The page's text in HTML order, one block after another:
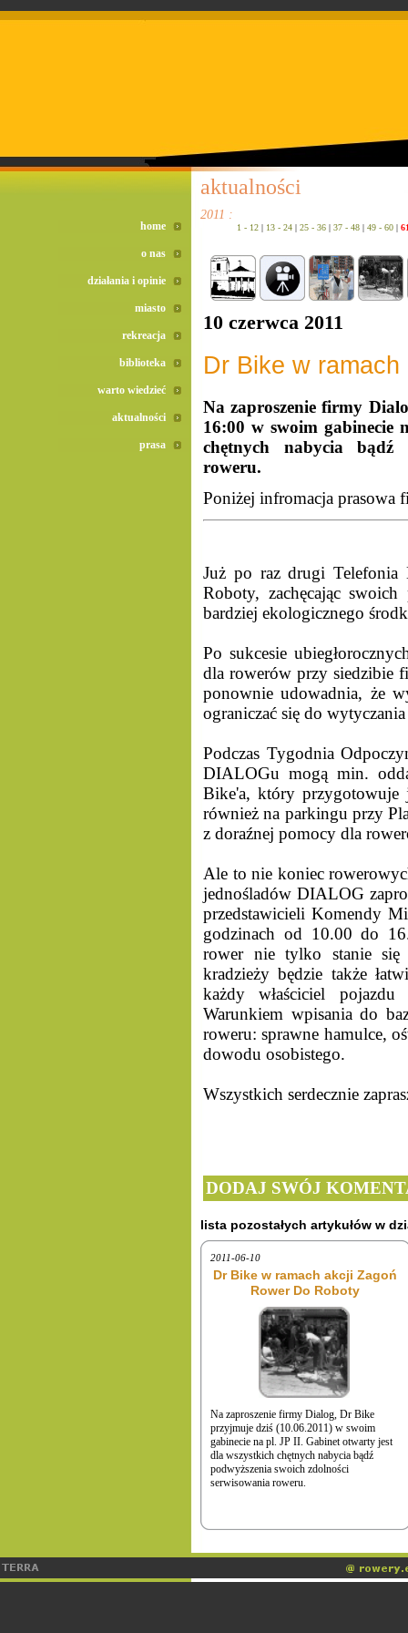
aktualności
2011 :
1 - 12 | 13 - 24 | 25 - 36 | 37 - 48 | 49 - 60 |
10 czerwca 2011
Dr Bike w
Na zaproszenie firmy
16:00 w swoim
chętnych nabycia bądź
roweru.
Poniżej infromacja prasowa
Już po raz drugi
Roboty, zachęcając
bardziej ekologicznego
Po sukcesie
dla rowerów przy siedzibie
ponownie udowadnia, że
ograniczać się do
Podczas Tygodnia
DIALOGu mogą min.
Bike'a, który przygotowuje
również na parkingu przy
z doraźnej pomocy dla
Ale to nie koniec
jednośladów DIALOG
przedstawicieli Komendy
godzinach od 10.00 do
rower nie tylko stanie się
kradzieży będzie także
każdy właściciel
Warunkiem wpisania do
roweru: sprawne hamulce,
dowodu osobistego.
Wszystkich serdecznie
DODAJ SWÓJ
lista pozostałych artykułów w
2011-06-10
Dr Bike w ramach akcji Zagoń
Rower Do Roboty
Na zaproszenie firmy Dialog, Dr Bike
przyjmuje dziś (10.06.2011) w swoim
gabinecie na pl. JP II. Gabinet otwarty jest
dla wszystkich chętnych nabycia bądź
podwyższenia swoich zdolności
serwisowania roweru.
home
o nas
działania i opinie
miasto
rekreacja
biblioteka
warto wiedzieć
aktualności
prasa